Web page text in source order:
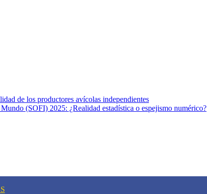
de los productores avícolas independientes
(SOFI) 2025: ¿Realidad estadística o espejismo numérico?